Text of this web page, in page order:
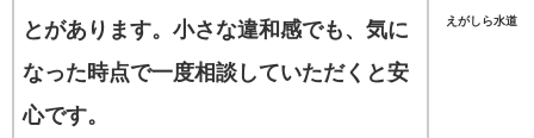
えがしら水道
とがあります。小さな違和感でも、気に
なった時点で一度相談していただくと安
心です。